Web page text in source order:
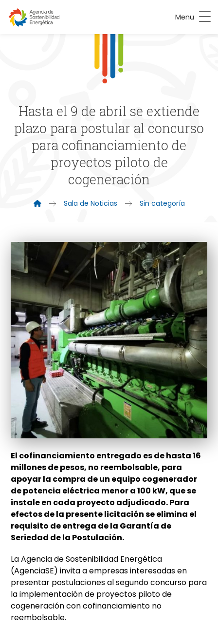
Menu
Hasta el 9 de abril se extiende
plazo para postular al concurso
para cofinanciamiento de
proyectos piloto de
cogeneración
Sala de Noticias Sin categoría
El cofinanciamiento entregado es de hasta 16
millones de pesos, no reembolsable, para
apoyar la compra de un equipo cogenerador
de potencia eléctrica menor a 100 kW, que se
instale en cada proyecto adjudicado. Para
efectos de la presente licitación se elimina el
requisito de entrega de la Garantía de
Seriedad de la Postulación.
La Agencia de Sostenibilidad Energética
(AgenciaSE) invita a empresas interesadas en
presentar postulaciones al segundo concurso para
la implementación de proyectos piloto de
cogeneración con cofinanciamiento no
reembolsable.